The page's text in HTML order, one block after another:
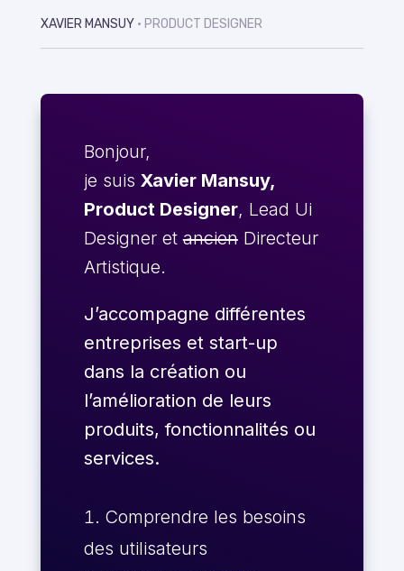
XAVIER MANSUY • PRODUCT DESIGNER
Bonjour,
je suis Xavier Mansuy,
Product Designer, Lead Ui
Designer etancienDirecteur
Artistique.
J’accompagne différentes
entreprises et start-up
dans la création ou
l’amélioration de leurs
produits, fonctionnalités ou
services.
Comprendre les besoins
des utilisateurs